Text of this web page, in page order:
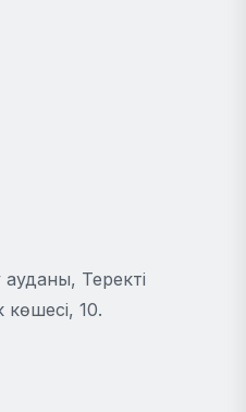
Теректі
көшесі, 10.